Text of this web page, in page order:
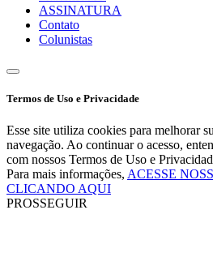
ASSINATURA
Contato
Colunistas
Termos de Uso e Privacidade
Esse site utiliza cookies para melhorar
navegação. Ao continuar o acesso,
com nossos Termos de Uso e
Para mais informações, ACESSE
CLICANDO AQUI
PROSSEGUIR